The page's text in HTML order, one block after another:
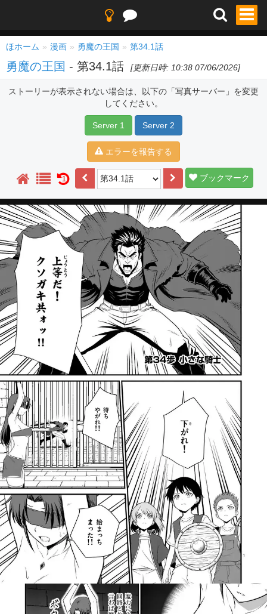
ほホーム 漫画 勇魔の王国 第34.1話
勇魔の王国 - 第34.1話 [更新日時: 10:38 07/06/2026]
ストーリーが表示されない場合は、以下の「写真サーバー」を変更
してください。
Server 1 Server 2
エラーを報告する
1 ブックマーク